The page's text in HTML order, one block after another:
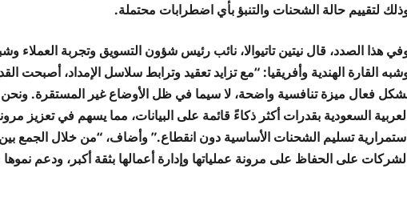
لتقييم حالة الشحنات والتنبؤ بأي اضطرابات محتملة.
هذا الصدد، قال نيتين تاتيوالا، نائب رئيس شؤون التسويق وتجربة
القارة الهندية وأفريقيا: “مع تزايد تعقيد وترابط سلاسل الإمداد، أصبحت
فعال ميزة تنافسية واضحة، لا سيما في ظل الأوضاع غير المستقرة.
السعودية بقدرات أكثر ذكاءً قائمة على البيانات، مما يسهم في تعزيز
تسليم الشحنات الأساسية دون انقطاع.” وأضاف، “من خلال الجمع بين
على الحفاظ على مرونة عملياتها وإدارة أعمالها بثقة أكبر، ودعم